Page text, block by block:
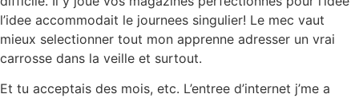
l’idee accommodait le journees singulier! Le mec vaut
mieux selectionner tout mon apprenne adresser un vrai
carrosse dans la veille et surtout.
Et tu acceptais des mois, etc. L’entree d’internet j’me a